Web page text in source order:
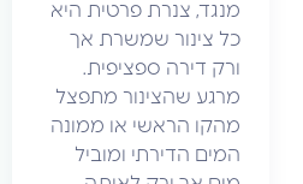
מנגד, צנרת פרטית היא
כל צינור שמשרת אך
ורק דירה ספציפית.
מרגע שהצינור מתפצל
מהקו הראשי או ממונה
המים הדירתי ומוביל